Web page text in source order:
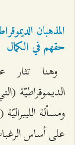
المذهبان
حقهم في الكمال
وهنا تثار
الديموقراطيّة
ومسألة
على أساس